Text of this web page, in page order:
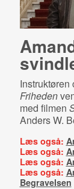
Instruktøren
Friheden
med filmen
Anders W.
Læs også:
Læs også:
Læs også:
Læs også:
Begravelsen